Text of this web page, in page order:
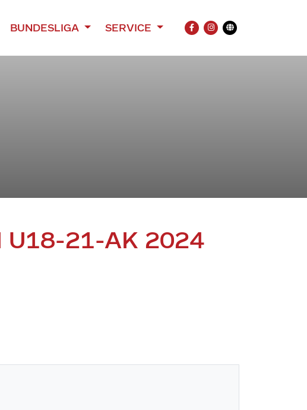
BUNDESLIGA SERVICE
FACEBOOK
INSTAGRAM
Übersetzung
U18-21-AK 2024